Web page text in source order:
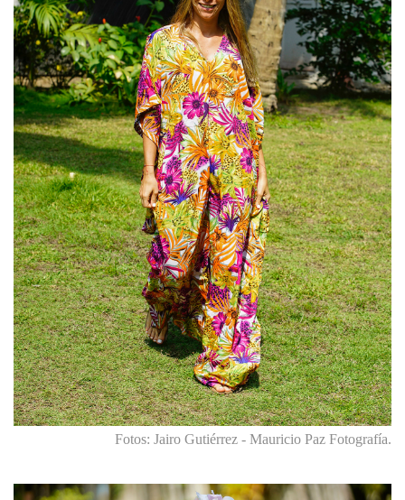
Fotos: Jairo Gutiérrez - Mauricio Paz Fotografía.